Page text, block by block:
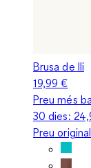
Brusa de lli
19,99 €
Preu més
30 dies:
Preu original